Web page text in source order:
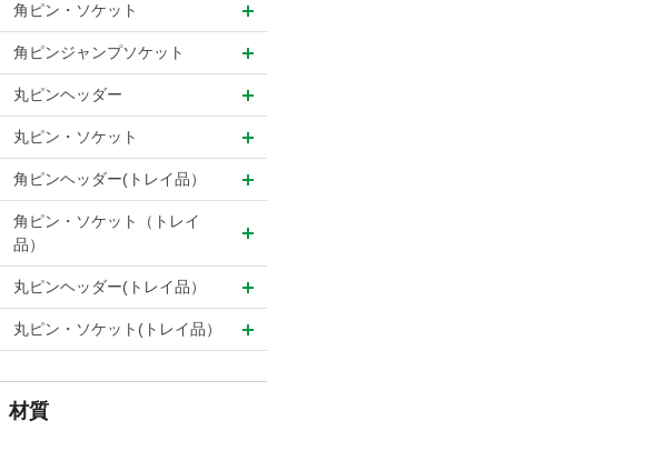
角ピン・ソケット
角ピンジャンプソケット
丸ピンヘッダー
丸ピン・ソケット
角ピンヘッダー(トレイ品）
角ピン・ソケット（トレイ
品）
丸ピンヘッダー(トレイ品）
丸ピン・ソケット(トレイ品）
材質